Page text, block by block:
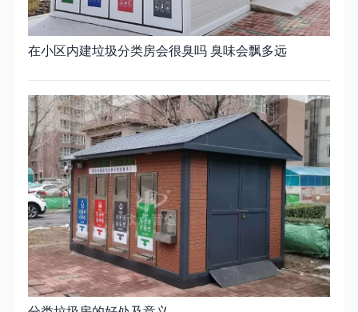
在小区内建垃圾分类房会很臭吗 臭味会飘多远